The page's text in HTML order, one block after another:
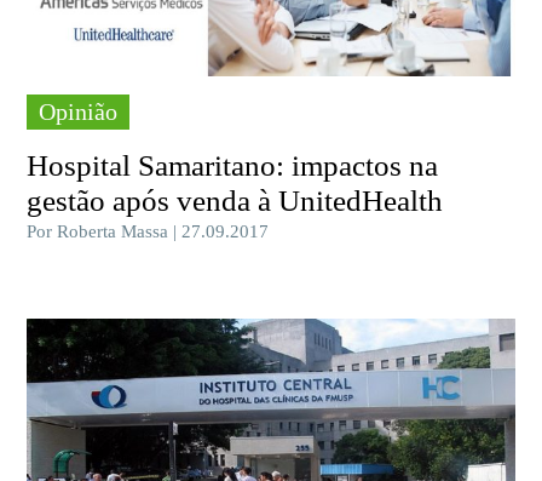
Opinião
Hospital Samaritano: impactos na
gestão após venda à UnitedHealth
Por Roberta Massa | 27.09.2017